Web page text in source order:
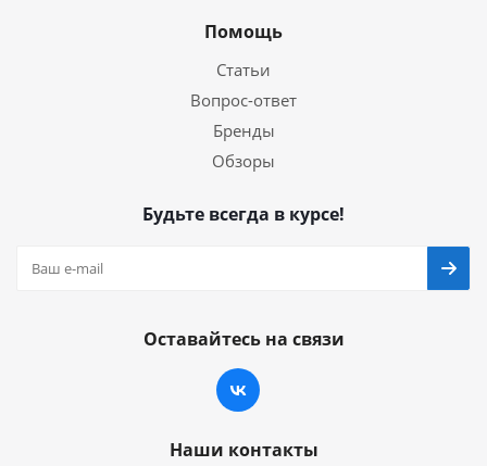
Помощь
Статьи
Вопрос-ответ
Бренды
Обзоры
Будьте всегда в курсе!
Оставайтесь на связи
Наши контакты